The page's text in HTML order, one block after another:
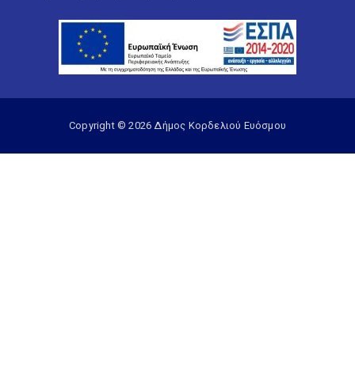
Copyright © 2026 Δήμος Κορδελιού Ευόσμου